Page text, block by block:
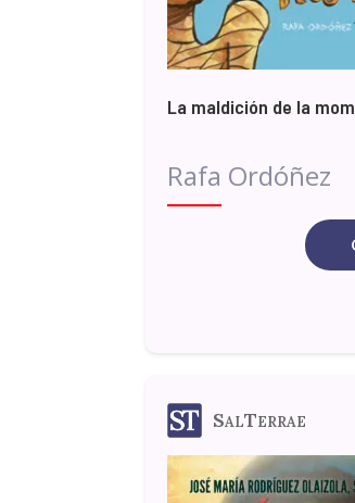
La maldición de la
Rafa Ordóñez
SalTerrae